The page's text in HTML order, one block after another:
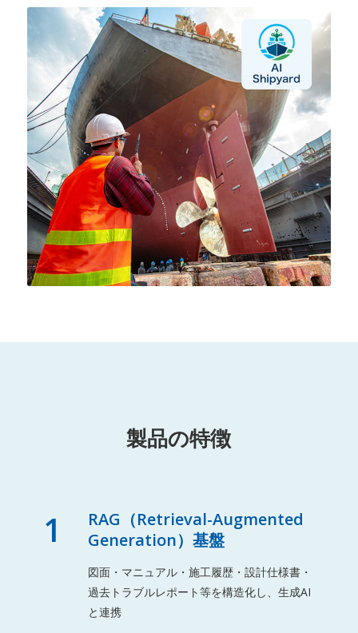
製品の特徴
1
RAG（Retrieval-Augmented
Generation）基盤
図面・マニュアル・施工履歴・設計仕様書・
過去トラブルレポート等を構造化し、生成AI
と連携